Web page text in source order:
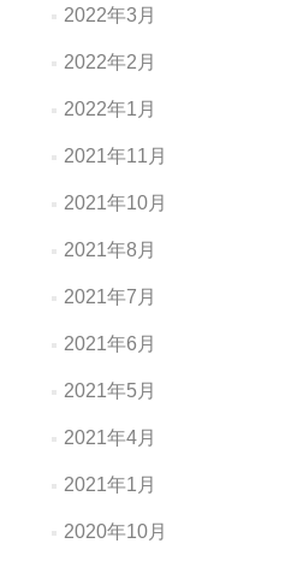
2022年3月
2022年2月
2022年1月
2021年11月
2021年10月
2021年8月
2021年7月
2021年6月
2021年5月
2021年4月
2021年1月
2020年10月